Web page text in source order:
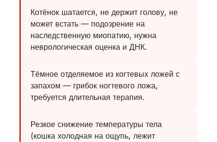
Котёнок шатается, не держит голову, не
может встать — подозрение на
наследственную миопатию, нужна
неврологическая оценка и ДНК.
Тёмное отделяемое из когтевых ложей с
запахом — грибок ногтевого ложа,
требуется длительная терапия.
Резкое снижение температуры тела
(кошка холодная на ощупь, лежит